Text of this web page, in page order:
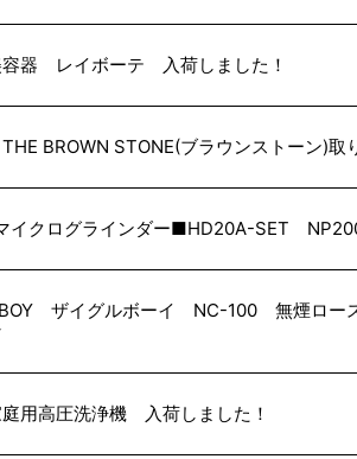
器 レイボーテ 入荷しました！
BROWN STONE(ブラウンストーン)取
イクログラインダー■HD20A-SET
ザイグルボーイ NC-100 無煙ロ
用高圧洗浄機 入荷しました！